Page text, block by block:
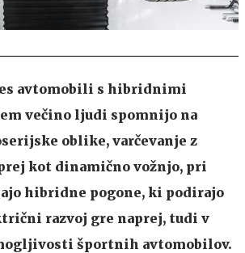
avtomobili s hibridnimi
večino ljudi spomnijo na
oblike, varčevanje z
kot dinamično vožnjo, pri
hibridne pogone, ki podirajo
razvoj gre naprej, tudi v
športnih avtomobilov.